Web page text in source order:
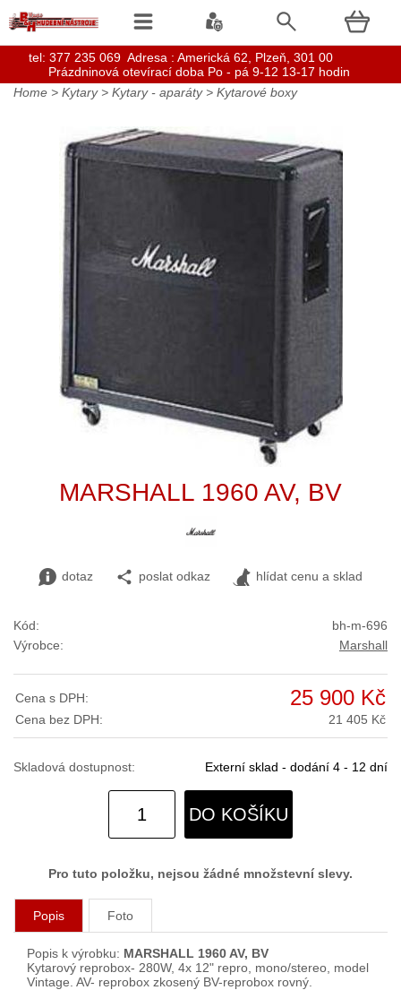
Home > Kytary> Kytary - aparáty> Kytarové boxy
MARSHALL 1960 AV, BV
dotaz poslat odkaz hlídat cenu a sklad
Kód:
bh-m-696
Výrobce:
Marshall
Cena s DPH: 25 900 Kč
Cena bez DPH: 21 405 Kč
Skladová dostupnost: Externí sklad - dodání 4 - 12 dní
DO KOŠÍKU
Pro tuto položku, nejsou žádné množstevní slevy.
Popis Foto
Popis k výrobku: MARSHALL 1960 AV, BV
Kytarový reprobox- 280W, 4x 12" repro, mono/stereo, model
Vintage. AV- reprobox zkosený BV-reprobox rovný.
tel: 377 235 069 Adresa : Americká 62, Plzeň, 301 00
Prázdninová otevírací doba Po - pá 9-12 13-17 hodin